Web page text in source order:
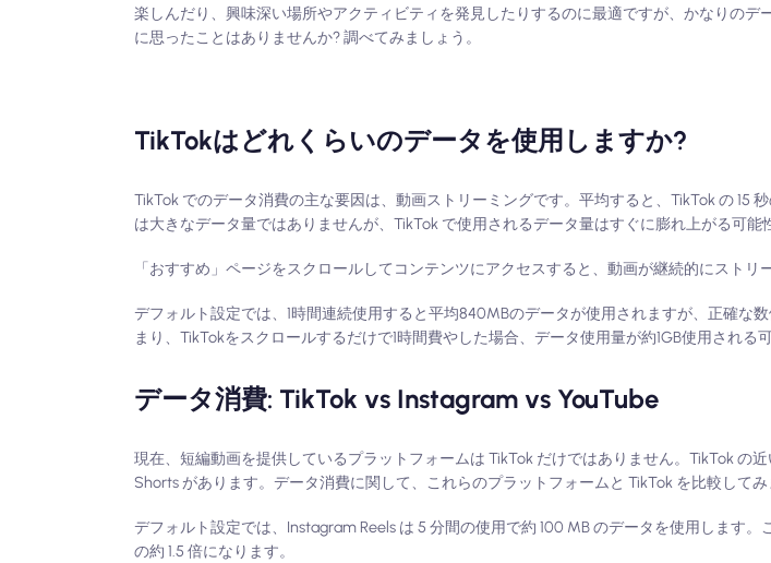
楽しんだり、興味深い場所やアクティビティを発見したりするのに最適ですが、かなりのデ
に思ったことはありませんか? 調べてみましょう。
TikTokはどれくらいのデータを使用しますか?
TikTok でのデータ消費の主な要因は、動画ストリーミングです。平均すると、TikTok の 15
は大きなデータ量ではありませんが、TikTok で使用されるデータ量はすぐに膨れ上がる可能
「おすすめ」ページをスクロールしてコンテンツにアクセスすると、動画が継続的にストリ
デフォルト設定では、1時間連続使用すると平均840MBのデータが使用されますが、正確な
まり、TikTokをスクロールするだけで1時間費やした場合、データ使用量が約1GB使用される
データ消費: TikTok vs Instagram vs YouTube
現在、短編動画を提供しているプラットフォームは TikTok だけではありません。TikTok の
Shorts があります。データ消費に関して、これらのプラットフォームと TikTok を比較してみ
デフォルト設定では、Instagram Reels は 5 分間の使用で約 100 MB のデータを使用します。
の約 1.5 倍になります。